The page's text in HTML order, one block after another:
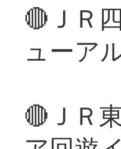
🔴ＪＲ
ューア
🔴ＪＲ